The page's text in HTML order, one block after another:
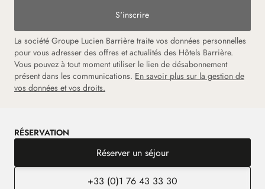
S'inscrire
La société Groupe Lucien Barrière traite vos données personnelles
pour vous adresser des offres et actualités des Hôtels Barrière.
Vous pouvez à tout moment utiliser le lien de désabonnement
présent dans les communications. En savoir plus sur la gestion de
vos données et vos droits.
RÉSERVATION
Réserver un séjour
+33 (0)1 76 43 33 30